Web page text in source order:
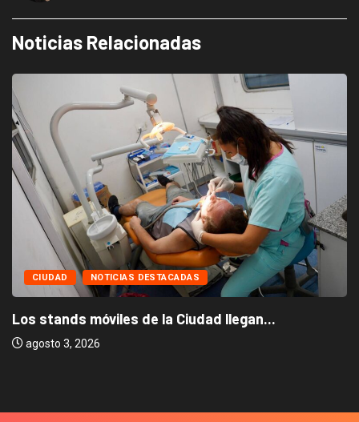
Noticias Relacionadas
CIUDAD NOTICIAS DESTACADAS
Los stands móviles de la Ciudad llegan...
agosto 3, 2026